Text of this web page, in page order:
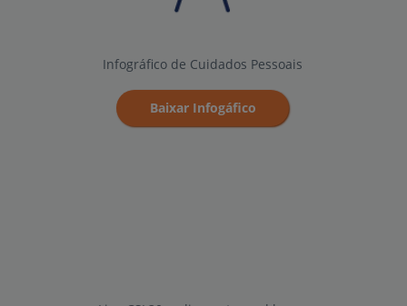
Infográfico de Cuidados Pessoais
Baixar Infogáfico